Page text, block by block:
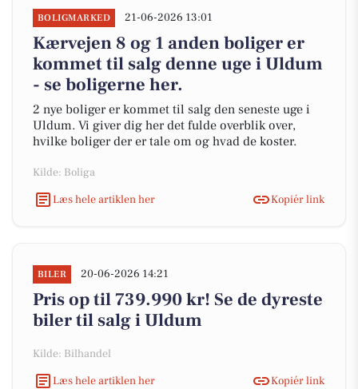
BOLIGMARKED 21-06-2026 13:01
Kærvejen 8 og 1 anden boliger er
kommet til salg denne uge i Uldum
- se boligerne her.
2 nye boliger er kommet til salg den seneste uge i
Uldum. Vi giver dig her det fulde overblik over,
hvilke boliger der er tale om og hvad de koster.
Kilde: Boliga
Læs hele artiklen her
Kopiér link
BILER 20-06-2026 14:21
Pris op til 739.990 kr! Se de dyreste
biler til salg i Uldum
Kilde: Bilhandel
Læs hele artiklen her
Kopiér link